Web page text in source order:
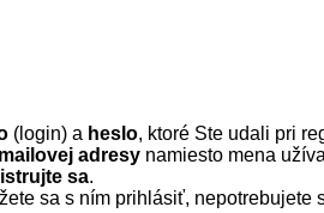
(login) a heslo, ktoré Ste udali pri
adresy namiesto mena
sa.
sa s ním prihlásiť, nepotrebujete